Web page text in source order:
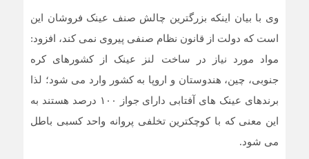
وی با بیان اینکه بزرگترین چالش صنف عینک فروشان این
است که دولت از قانون نظام صنفی پیروی نمی کند، افزود:
مواد مورد نیاز در ساخت لنز عینک از کشورهای کره
جنوبی، چین، هندوستان و اروپا به کشور وارد می شود؛ لذا
برندهای عینک های آفتابی دارای جواز ۱۰۰ درصد هستند به
این معنی که با کوچکترین تخلفی پروانه واحد کسبی باطل
می شود.